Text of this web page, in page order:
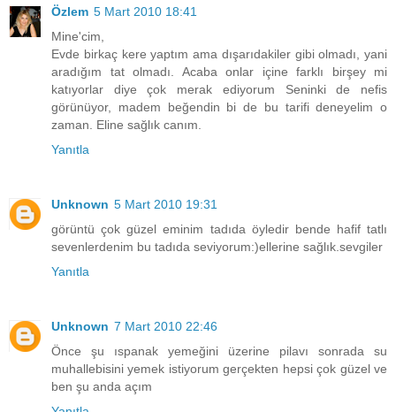
Özlem 5 Mart 2010 18:41
Mine'cim,
Evde birkaç kere yaptım ama dışarıdakiler gibi olmadı, yani
aradığım tat olmadı. Acaba onlar içine farklı birşey mi
katıyorlar diye çok merak ediyorum Seninki de nefis
görünüyor, madem beğendin bi de bu tarifi deneyelim o
zaman. Eline sağlık canım.
Yanıtla
Unknown 5 Mart 2010 19:31
görüntü çok güzel eminim tadıda öyledir bende hafif tatlı
sevenlerdenim bu tadıda seviyorum:)ellerine sağlık.sevgiler
Yanıtla
Unknown 7 Mart 2010 22:46
Önce şu ıspanak yemeğini üzerine pilavı sonrada su
muhallebisini yemek istiyorum gerçekten hepsi çok güzel ve
ben şu anda açım